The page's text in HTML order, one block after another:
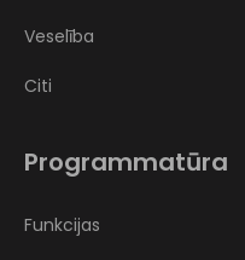
Veselība
Citi
Programmatūra
Funkcijas